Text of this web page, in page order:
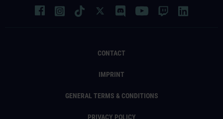
CONTACT
IMPRINT
GENERAL TERMS & CONDITIONS